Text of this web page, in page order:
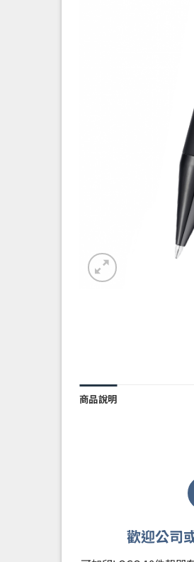
商品說明
歡迎公司